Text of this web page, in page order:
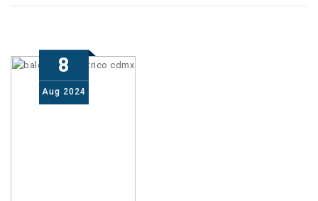
8
Aug 2024